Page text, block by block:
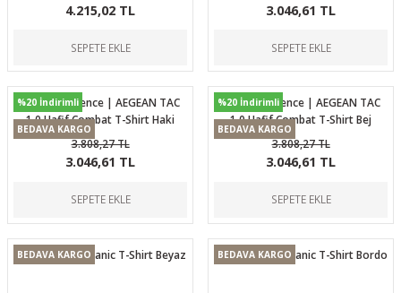
4.215,02 TL
SEPETE EKLE
3.046,61 TL
SEPETE EKLE
%20 İndirimli
BEDAVA KARGO
Ballistic Defence | AEGEAN TAC
1.0 Hafif Combat T-Shirt Haki
3.808,27 TL
3.046,61 TL
SEPETE EKLE
%20 İndirimli
BEDAVA KARGO
Ballistic Defence | AEGEAN TAC
1.0 Hafif Combat T-Shirt Bej
3.808,27 TL
3.046,61 TL
SEPETE EKLE
BEDAVA KARGO
Casual Neo Organic T-Shirt Beyaz BEDAVA KARGO
Casual Neo Organic T-Shirt Bordo